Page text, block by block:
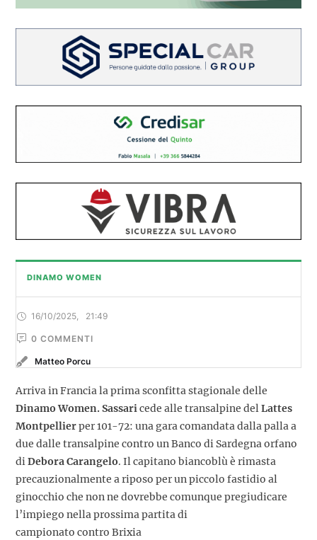
DINAMO WOMEN
16/10/2025 21:49
0 COMMENTI
Matteo Porcu
Arriva in Francia la prima sconfitta stagionale delle
Dinamo Women. Sassaricede alle transalpine delLattes
Montpellierper 101-72: una gara comandata dalla palla a
due dalle transalpine contro un Banco di Sardegna orfano
diDebora Carangelo. Il capitano biancoblù è rimasta
precauzionalmente a riposo per un piccolo fastidio al
ginocchio che non ne dovrebbe comunque pregiudicare
l’impiego nella prossima partita di
campionato contro Brixia